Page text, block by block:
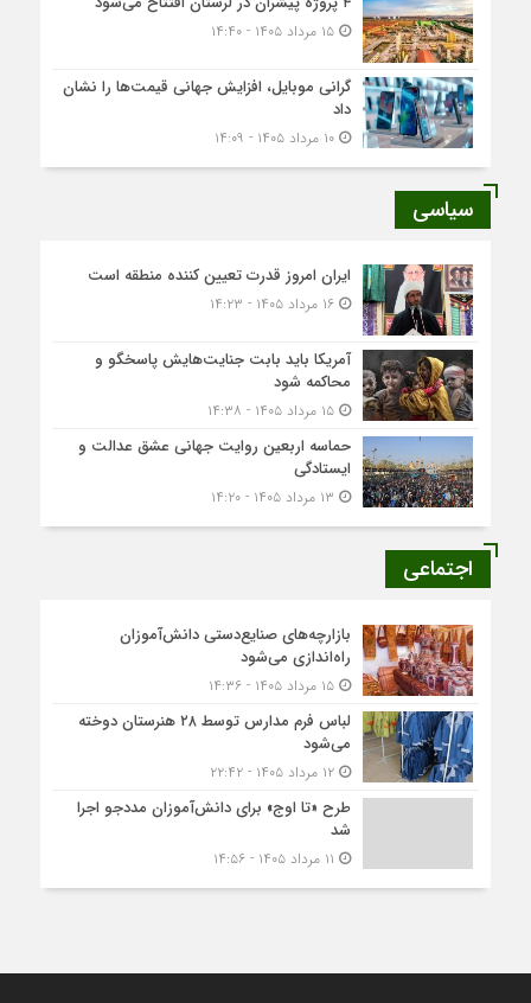
۱۵ مرداد ۱۴۰۵ - ۱۴:۴۰
گرانی موبایل، افزایش جهانی قیمت‌ها را نشان
داد
۱۰ مرداد ۱۴۰۵ - ۱۴:۰۹
سیاسی
ایران امروز قدرت تعیین کننده منطقه است
۱۶ مرداد ۱۴۰۵ - ۱۴:۲۳
آمریکا باید بابت جنایت‌هایش پاسخگو و
محاکمه شود
۱۵ مرداد ۱۴۰۵ - ۱۴:۳۸
حماسه اربعین روایت جهانی عشق عدالت و
ایستادگی
اجتماعی
بازارچه‌های صنایع‌دستی دانش‌آموزان
راه‌اندازی می‌شود
۱۵ مرداد ۱۴۰۵ - ۱۴:۳۶
لباس فرم مدارس توسط ۲۸ هنرستان‌ دوخته
می‌شود
۱۲ مرداد ۱۴۰۵ - ۲۲:۴۲
طرح «تا اوج» برای دانش‌آموزان مددجو اجرا
شد